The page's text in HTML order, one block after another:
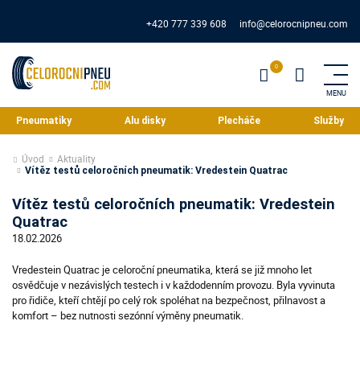
+420 777 339 608 info@celorocnipneu.com
Pneumatiky Alu disky Plecháče Služby
Úvod Aktuality
Vítěz testů celoročních pneumatik: Vredestein Quatrac
Vítěz testů celoročních pneumatik: Vredestein
Quatrac
18.02.2026
Vredestein Quatrac je celoroční pneumatika, která se již mnoho let
osvědčuje v nezávislých testech i v každodenním provozu. Byla vyvinuta
pro řidiče, kteří chtějí po celý rok spoléhat na bezpečnost, přilnavost a
komfort – bez nutnosti sezónní výměny pneumatik.